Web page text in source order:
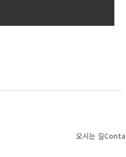
오시는 길